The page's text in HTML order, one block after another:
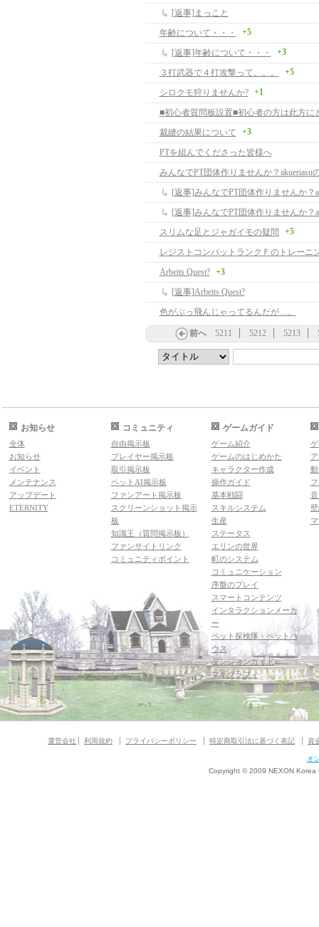
[返事]まっこと
年齢について・・・
+5
[返事]年齢について・・・ +3
３打武器で４打攻撃って。。。 +5
シロクモ狩りませんか? +1
裁縫の結果について +3
PTを組んでくださった皆様へ
みんなでPT団体作りませんか？akueriasu
スリムな足とジャガイモの疑問 +5
レジストコンバットランクＦのトレーニ
Arbeits Quest?
+3
[返事]Arbeits Quest?
色がぶっ飛んじゃってるんだが…。
前へ 5211 5212 5213
お知らせ
全体
お知らせ
イベント
メンテナンス
アップデート
ETERNITY
コミュニティ
自由掲示板
プレイヤー掲示板
取引掲示板
ペットAI掲示板
ファンアート掲示板
スクリーンショット掲示
板
知識王（質問掲示板）
ファンサイトリンク
コミュニティポイント
ゲームガイド
ゲーム紹介
ゲームのはじめかた
キャラクター作成
操作ガイド
基本戦闘
スキルシステム
生産
ステータス
エリンの世界
町のシステム
コミュニケーション
序盤のプレイ
スマートコンテンツ
インタラクションメーカ
ー
ペット探検隊・ペットハ
ウス
ダンジョンガイド
マギグラフィ
運営会社 利用規約 プライバシーポリシー 特定商取引法に基づく表記 資
オ
Copyright © 2009 NEXON Korea